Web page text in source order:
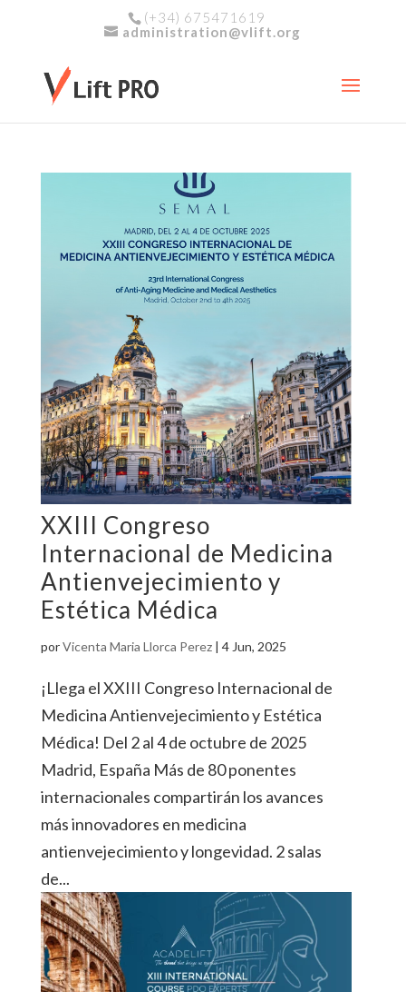
(+34) 675471619
administration@vlift.org
XXIII Congreso
Internacional de Medicina
Antienvejecimiento y
Estética Médica
porVicenta Maria Llorca Perez| 4 Jun, 2025
¡Llega el XXIII Congreso Internacional de
Medicina Antienvejecimiento y Estética
Médica! Del 2 al 4 de octubre de 2025
Madrid, España Más de 80 ponentes
internacionales compartirán los avances
más innovadores en medicina
antienvejecimiento y longevidad. 2 salas
de...